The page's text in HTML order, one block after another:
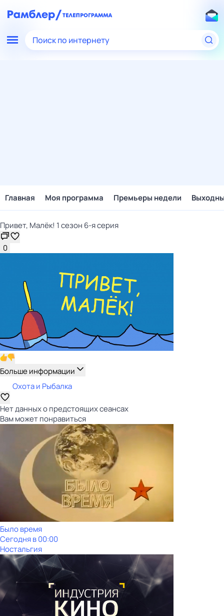
Поиск по интернету
Главная Моя программа Премьеры недели
Привет, Малёк! 1 сезон 6-я серия
0
Больше информации
Охота и Рыбалка
Нет данных о предстоящих сеансах
Вам может понравиться
Было время
Сегодня в 00:00
Ностальгия